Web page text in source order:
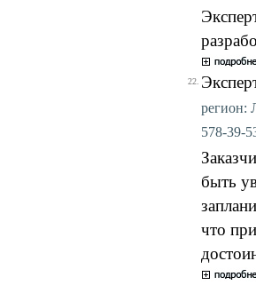
22.
регион:
578-39-
быть
что